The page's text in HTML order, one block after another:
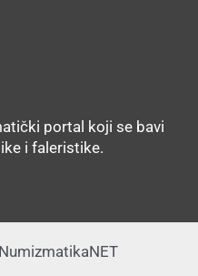
portal koji se bavi
i faleristike.